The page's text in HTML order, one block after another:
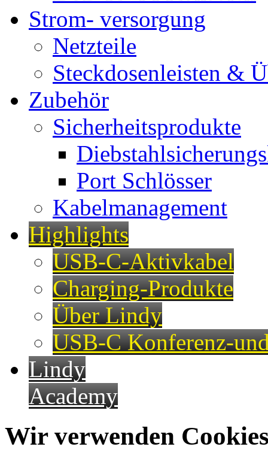
Strom- versorgung
Netzteile
Steckdosenleisten &
Zubehör
Sicherheitsprodukte
Port Schlösser
Kabelmanagement
Highlights
USB-C-Aktivkabel
Charging-Produkte
Über Lindy
USB-C Konferenz-
Lindy
Academy
Wir verwenden